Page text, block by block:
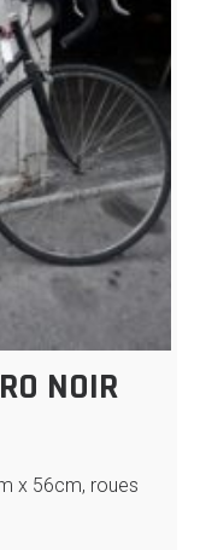
NOIR
x 56cm, roues